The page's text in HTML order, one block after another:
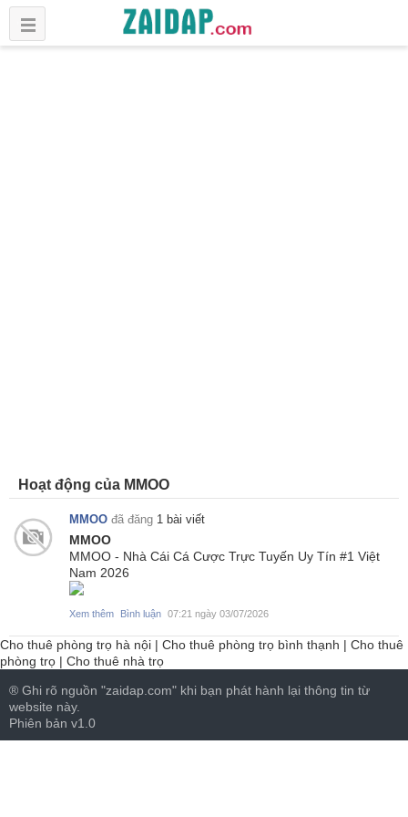
Hoạt động của MMOO
MMOO đã đăng 1 bài viết
MMOO
MMOO - Nhà Cái Cá Cược Trực Tuyến Uy Tín #1 Việt
Nam 2026
Xem thêm Bình luận 07:21 ngày 03/07/2026
Cho thuê phòng trọ hà nội | Cho thuê phòng trọ bình thạnh | Cho thuê
phòng trọ | Cho thuê nhà trọ
® Ghi rõ nguồn "zaidap.com" khi bạn phát hành lại thông tin từ
website này.
Phiên bản v1.0